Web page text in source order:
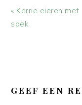
Vorig
bericht:
« Kerrie eieren met
spek
GEEF EEN